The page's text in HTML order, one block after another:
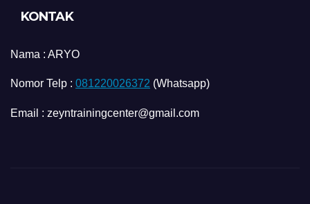
KONTAK
Nama : ARYO
Nomor Telp : 081220026372 (Whatsapp)
Email : zeyntrainingcenter@gmail.com